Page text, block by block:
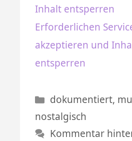
Inhalt entsperren
Erforderlichen
akzeptieren und
entsperren
Kategorien
dokumentiert,
nostalgisch
Kommentar